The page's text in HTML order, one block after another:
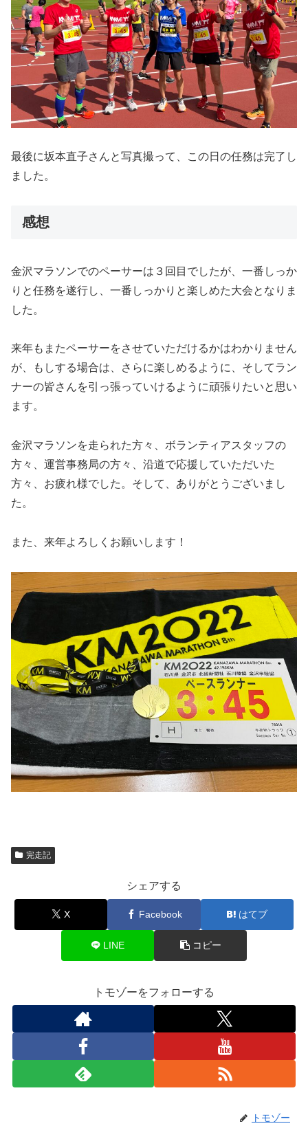
最後に坂本直子さんと写真撮って、この日の任務は完了し
ました。
感想
金沢マラソンでのペーサーは３回目でしたが、一番しっか
りと任務を遂行し、一番しっかりと楽しめた大会となりま
した。
来年もまたペーサーをさせていただけるかはわかりません
が、もしする場合は、さらに楽しめるように、そしてラン
ナーの皆さんを引っ張っていけるように頑張りたいと思い
ます。
金沢マラソンを走られた方々、ボランティアスタッフの
方々、運営事務局の方々、沿道で応援していただいた
方々、お疲れ様でした。そして、ありがとうございまし
た。
また、来年よろしくお願いします！
完走記
シェアする
X Facebook はてブ
LINE コピー
トモゾーをフォローする
トモゾー